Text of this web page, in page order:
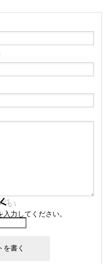
入力してください。